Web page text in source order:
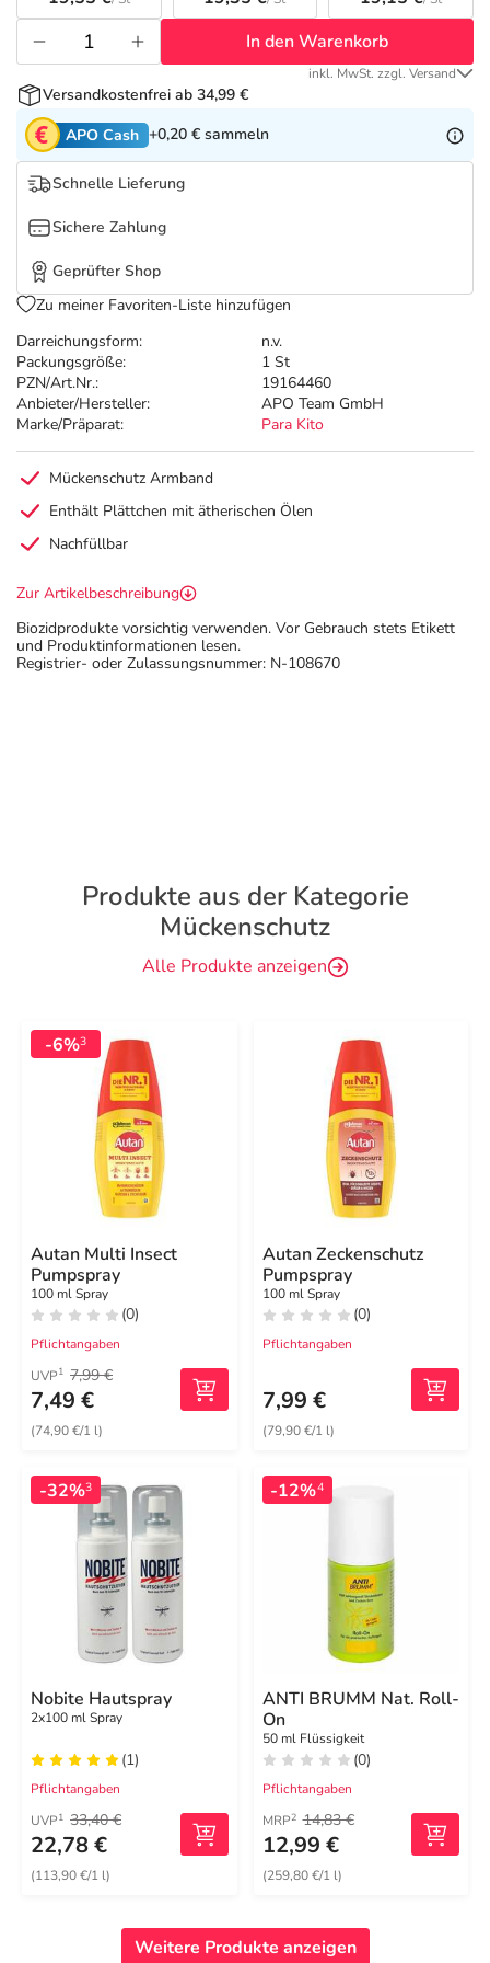
Tierapotheke
Vitamine & Mineralstoffe
Marken
Salus Deals
Darreichungsform:
n.v.
Packungsgröße:
1 St
PZN/Art.Nr.:
19164460
Anbieter/Hersteller:
APO Team GmbH
Marke/Präparat:
Para Kito
In den Warenkorb
inkl. MwSt. zzgl. Versand
Versandkostenfrei ab 34,99 €
APO Cash +0,20 € sammeln
Schnelle Lieferung
Sichere Zahlung
Geprüfter Shop
Zu meiner Favoriten-Liste hinzufügen
Mückenschutz Armband
Enthält Plättchen mit ätherischen Ölen
Nachfüllbar
Zur Artikelbeschreibung
Biozidprodukte vorsichtig verwenden. Vor Gebrauch stets Etikett
und Produktinformationen lesen.
Registrier- oder Zulassungsnummer: N-108670
Produkte aus der Kategorie
Mückenschutz
Alle Produkte anzeigen
-6%3
Autan Multi Insect
Pumpspray
100 ml Spray
(0)
Pflichtangaben
UVP1 7,99 €
7,49 €
(74,90 €/1 l)
Autan Zeckenschutz
Pumpspray
100 ml Spray
(0)
Pflichtangaben
7,99 €
(79,90 €/1 l)
-32%3
Nobite Hautspray
2x100 ml Spray
(1)
Pflichtangaben
UVP1 33,40 €
22,78 €
(113,90 €/1 l)
-12%4
ANTI BRUMM Nat. Roll-
On
50 ml Flüssigkeit
(0)
Pflichtangaben
MRP2 14,83 €
12,99 €
(259,80 €/1 l)
Weitere Produkte anzeigen